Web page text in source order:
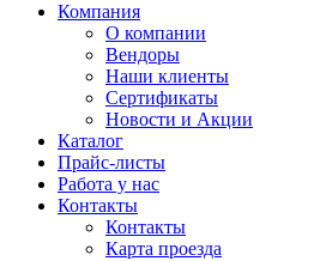
Компания
О компании
Вендоры
Наши клиенты
Сертификаты
Новости и Акции
Каталог
Прайс-листы
Работа у нас
Контакты
Контакты
Карта проезда